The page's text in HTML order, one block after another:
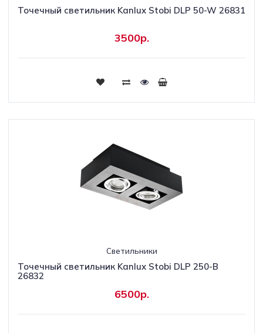
Точечный светильник Kanlux Stobi DLP 50-W 26831
3500р.
Светильники
Точечный светильник Kanlux Stobi DLP 250-B
26832
6500р.